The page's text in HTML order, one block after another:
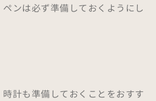
ンは必ず準備しておくようにし
計も準備しておくことをおすす